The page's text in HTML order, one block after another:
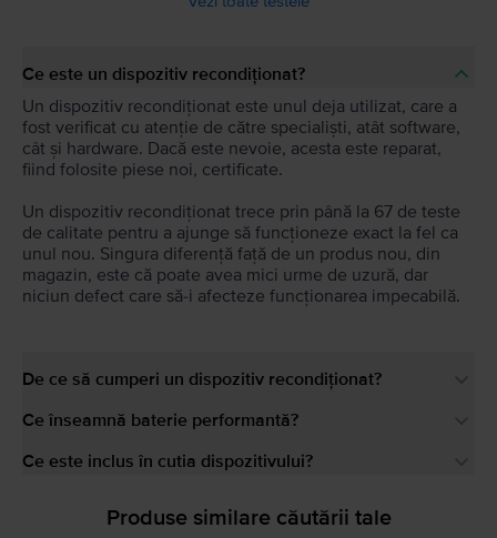
Ce este un dispozitiv recondiționat?
Un dispozitiv recondiționat este unul deja utilizat, care a
fost verificat cu atenție de către specialiști, atât software,
cât și hardware. Dacă este nevoie, acesta este reparat,
fiind folosite piese noi, certificate.
Un dispozitiv recondiționat trece prin până la 67 de teste
de calitate pentru a ajunge să funcționeze exact la fel ca
unul nou. Singura diferență față de un produs nou, din
magazin, este că poate avea mici urme de uzură, dar
niciun defect care să-i afecteze funcționarea impecabilă.
De ce să cumperi un dispozitiv recondiționat?
Ce înseamnă baterie performantă?
Ce este inclus în cutia dispozitivului?
Produse similare căutării tale